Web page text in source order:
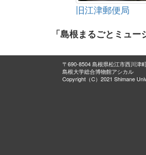
旧江津郵便局
「島根まるごとミュ
〒690-8504 島根県松江市西川津
島根大学総合博物館アシカル
Copyright（C）2021 Shimane